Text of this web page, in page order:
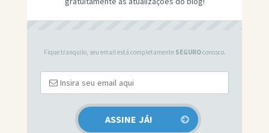
Fique tranquilo, seu email está completamente SEGUROconosco.